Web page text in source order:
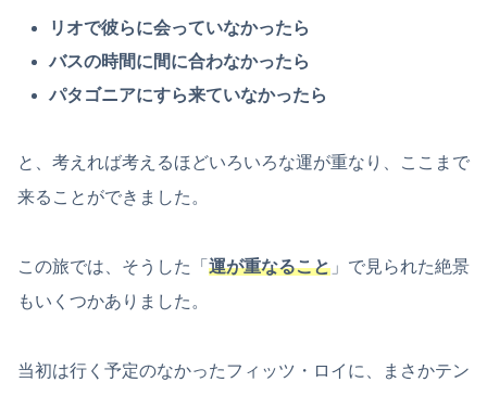
リオで彼らに会っていなかったら
バスの時間に間に合わなかったら
パタゴニアにすら来ていなかったら
と、考えれば考えるほどいろいろな運が重なり、ここまで
来ることができました。
この旅では、そうした「 運が重なること 」で見られた絶景
もいくつかありました。
当初は行く予定のなかったフィッツ・ロイに、まさかテン